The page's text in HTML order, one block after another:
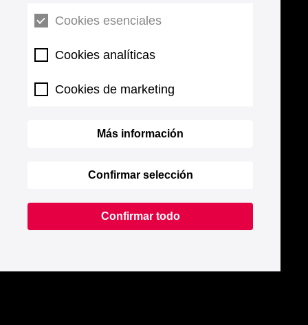
Cookies esenciales
Cookies analíticas
Cookies de marketing
Más información
Confirmar selección
Confirmar todo